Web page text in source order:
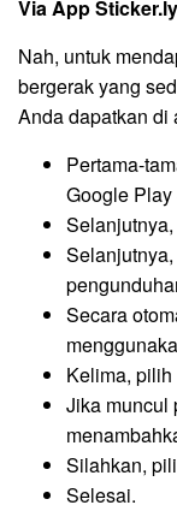
Via App Sticker.ly
Nah, untuk
bergerak yang
Anda dapatkan di
Pertama-
Google
Secara
Kelima, pilih
Jika muncul
Silahkan,
Selesai.